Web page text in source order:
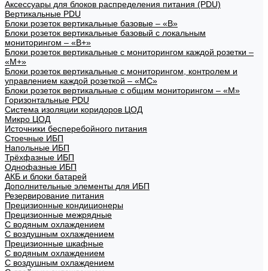
Аксессуары для блоков распределения питания (PDU)
Вертикальные PDU
Блоки розеток вертикальные базовые – «В»
Блоки розеток вертикальные базовый с локальным
мониторингом – «В+»
Блоки розеток вертикальные с мониторингом каждой розетки –
«М+»
Блоки розеток вертикальные с мониторингом, контролем и
управлением каждой розеткой – «МС»
Блоки розеток вертикальные с общим мониторингом – «М»
Горизонтальные PDU
Система изоляции коридоров ЦОД
Микро ЦОД
Источники бесперебойного питания
Стоечные ИБП
Напольные ИБП
Трёхфазные ИБП
Однофазные ИБП
АКБ и блоки батарей
Дополнительные элементы для ИБП
Резервирование питания
Прецизионные кондиционеры
Прецизионные межрядные
С водяным охлаждением
С воздушным охлаждением
Прецизионные шкафные
С водяным охлаждением
С воздушным охлаждением